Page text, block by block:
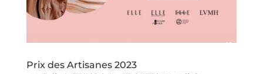
Prix des Artisanes 2023